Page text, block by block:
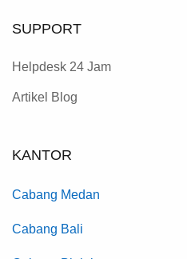
SUPPORT
Helpdesk 24 Jam
Artikel Blog
KANTOR
Cabang Medan
Cabang Bali